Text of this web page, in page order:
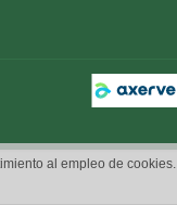
al empleo de cookies.